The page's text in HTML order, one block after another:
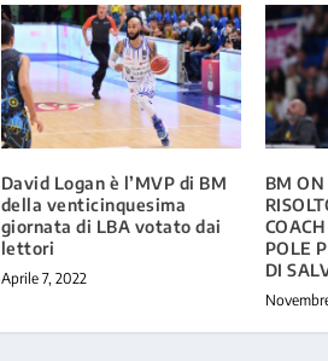
David Logan è l’MVP di BM
della venticinquesima
giornata di LBA votato dai
lettori
Aprile 7, 2022
BM ON
POLE
DI